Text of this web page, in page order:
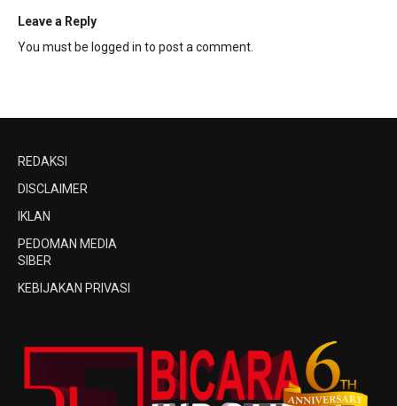
Leave a Reply
You must be logged in to post a comment.
REDAKSI
DISCLAIMER
IKLAN
PEDOMAN MEDIA
SIBER
KEBIJAKAN PRIVASI